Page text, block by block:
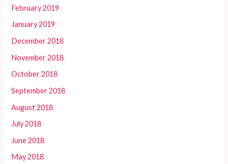
February 2019
January 2019
December 2018
November 2018
October 2018
September 2018
August 2018
July 2018
June 2018
May 2018